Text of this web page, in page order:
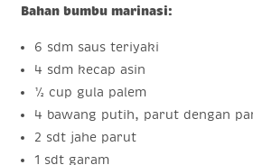
Bahan bumbu marinasi:
6 sdm saus teriyaki
4 sdm kecap asin
½ cup gula palem
4 bawang putih, parut dengan
2 sdt jahe parut
1 sdt garam